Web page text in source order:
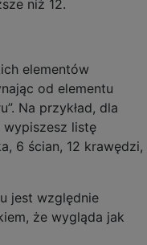
niż 12.
elementów
od elementu
Na przykład, dla
wypiszesz listę
6 ścian, 12 krawędzi,
jest względnie
że wygląda jak